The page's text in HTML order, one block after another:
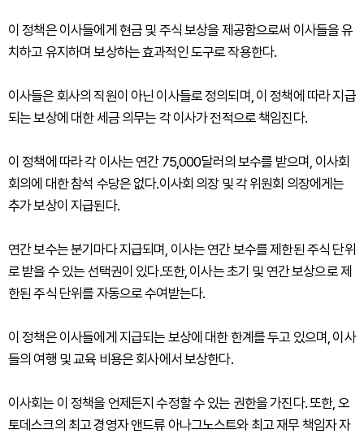
이 정책은 이사들에게 현금 및 주식 보상을 제공함으로써 이사들을 유
치하고 유지하며 보상하는 효과적인 도구로 작용한다.
이사들은 회사의 직원이 아닌 이사들로 정의되며, 이 정책에 따라 지급
되는 보상에 대한 세금 의무는 각 이사가 전적으로 책임진다.
이 정책에 따라 각 이사는 연간 75,000달러의 보수를 받으며, 이사회
회의에 대한 참석 수당은 없다.이사회 의장 및 각 위원회 의장에게는
추가 보상이 지급된다.
연간 보수는 분기마다 지급되며, 이사는 연간 보수를 제한된 주식 단위
로 받을 수 있는 선택권이 있다.또한, 이사는 초기 및 연간 보상으로 제
한된 주식 단위를 자동으로 수여받는다.
이 정책은 이사들에게 지급되는 보상에 대한 한계를 두고 있으며, 이사
들의 여행 및 교육 비용은 회사에서 보상한다.
이사회는 이 정책을 언제든지 수정할 수 있는 권한을 가진다. 또한, 오
토데스크의 최고 경영자 앤드류 아나그노스트와 최고 재무 책임자 자